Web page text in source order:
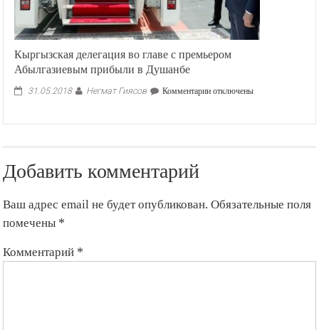
Кыргызская делегация во главе с премьером
Абылгазиевым прибыли в Душанбе
31.05.2018 Негмат Гиясов Комментариик
прибыли
отключены
Добавить комментарий
Ваш адрес email не будет опубликован. Обязательные поля
помечены *
Комментарий *